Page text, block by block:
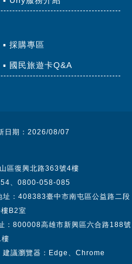
採購專區
國民旅遊卡Q&A
日期：2026/08/07
區復興北路363號4樓
、0800-058-085
：408383臺中市南屯區公益路二段
B2室
：800008高雄市新興區六合路188號
議瀏覽器：Edge、Chrome